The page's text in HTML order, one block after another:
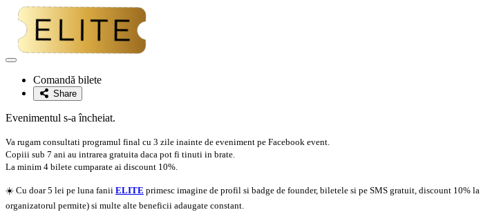
Adaugă
favoriteComandă bilete
Share
Evenimentul s-a încheiat.
Va rugam consultati programul final cu 3 zile inainte de eveniment pe Facebook event.
Copiii sub 7 ani au intrarea gratuita daca pot fi tinuti in brate.
La minim 4 bilete cumparate ai discount 10%.
☀️ Cu doar 5 lei pe luna fanii ELITE primesc imagine de profil si badge de founder, biletele si pe SMS gratuit, discount 10%
organizatorul permite) si multe alte beneficii adaugate constant.